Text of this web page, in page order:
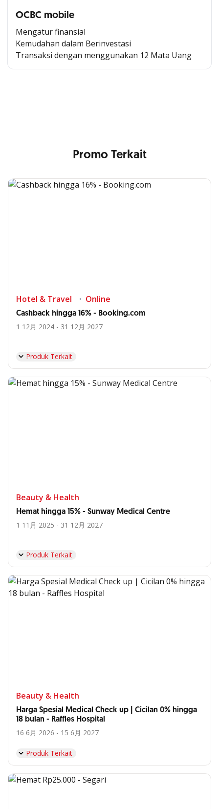
OCBC mobile
Mengatur finansial
Kemudahan dalam Berinvestasi
Transaksi dengan menggunakan 12 Mata Uang
Cross Selling Banner Global
Promo Terkait
Hotel & Travel Online
Cashback hingga 16% - Booking.com
1 12月 2024 - 31 12月 2027
Produk Terkait
Beauty & Health
Hemat hingga 15% - Sunway Medical Centre
1 11月 2025 - 31 12月 2027
Produk Terkait
Beauty & Health
Harga Spesial Medical Check up | Cicilan 0% hingga
18 bulan - Raffles Hospital
16 6月 2026 - 15 6月 2027
Produk Terkait